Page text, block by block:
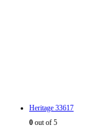
Heritage 33617
0 out of 5